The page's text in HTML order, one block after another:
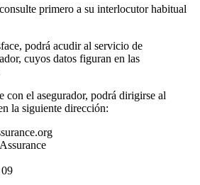
primero a su interlocutor habitual
podrá acudir al servicio de
cuyos datos figuran en las
con el asegurador, podrá dirigirse al
la siguiente dirección: